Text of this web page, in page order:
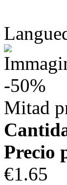
-50%
Mitad
Precio
€1.65